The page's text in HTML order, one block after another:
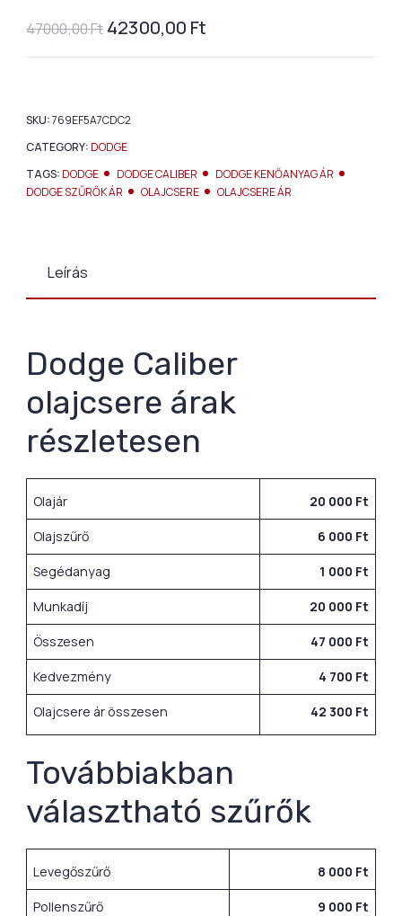
47000,00Ft 42300,00 Ft
SKU:769EF5A7CDC2
CATEGORY: DODGE
TAGS: DODGE DODGE CALIBER
DODGE KENŐANYAG ÁR
DODGE SZŰRŐK ÁR
OLAJCSERE OLAJCSERE ÁR
Leírás
Dodge Caliber
olajcsere árak
részletesen
Olajár 20 000 Ft
Olajszűrő 6 000 Ft
Segédanyag 1 000 Ft
Munkadíj 20 000 Ft
Összesen 47 000 Ft
Kedvezmény 4 700 Ft
Olajcsere ár összesen 42 300 Ft
Továbbiakban
választható szűrők
Levegőszűrő 8 000 Ft
Pollenszűrő 9 000 Ft